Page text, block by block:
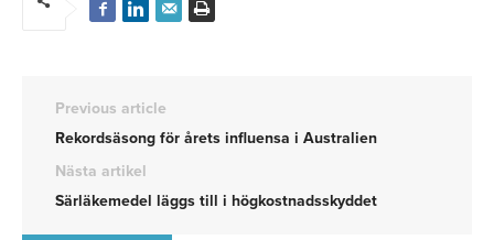
Previous article
Rekordsäsong för årets influensa i Australien
Nästa artikel
Särläkemedel läggs till i högkostnadsskyddet